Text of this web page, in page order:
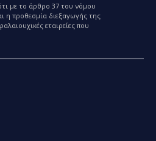
με το άρθρο 37 του νόμου
η προθεσμία διεξαγωγής της
εταιρείες που